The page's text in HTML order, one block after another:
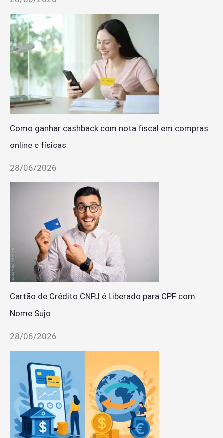
Como ganhar cashback com nota fiscal em compras
online e físicas
28/06/2026
Cartão de Crédito CNPJ é Liberado para CPF com
Nome Sujo
28/06/2026